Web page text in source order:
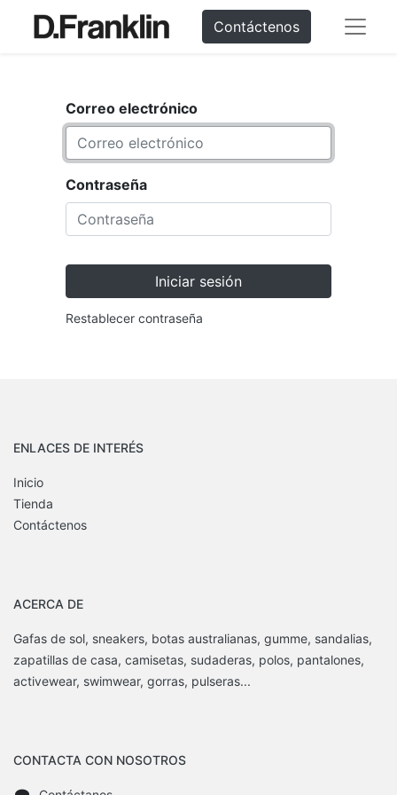
Contáctenos
Correo electrónico
Contraseña
Iniciar sesión
Restablecer contraseña
ENLACES DE INTERÉS
Inicio
Tienda
Contáctenos
ACERCA DE
Gafas de sol, sneakers, botas australianas, gumme, sandalias,
zapatillas de casa, camisetas, sudaderas, polos, pantalones,
activewear, swimwear, gorras, pulseras...
CONTACTA CON NOSOTROS